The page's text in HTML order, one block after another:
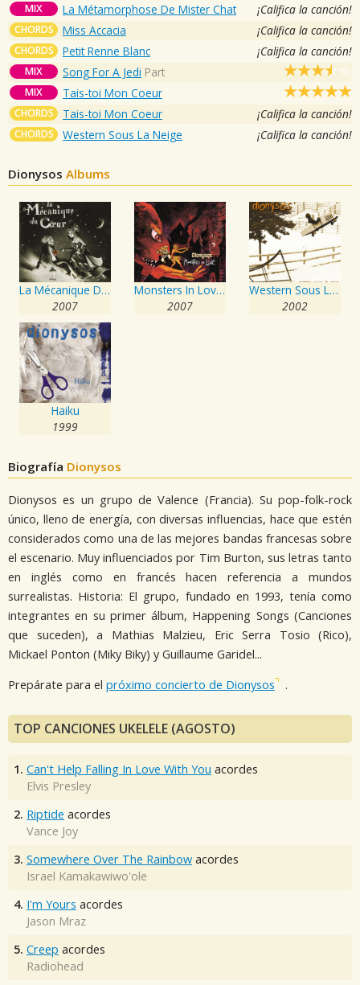
MIX La Métamorphose De Mister Chat ¡Califica la canción!
CHORDS Miss Accacia ¡Califica la canción!
CHORDS Petit Renne Blanc ¡Califica la canción!
MIX Song For A Jedi Part
MIX Tais-toi Mon Coeur
CHORDS Tais-toi Mon Coeur ¡Califica la canción!
CHORDS Western Sous La Neige ¡Califica la canción!
Dionysos Albums
La Mécanique Du Coeur
2007
Monsters In Love + Olympia
2007
Western Sous La Neige
2002
Haiku
1999
Biografía Dionysos
Dionysos es un grupo de Valence (Francia). Su pop-folk-rock
único, lleno de energía, con diversas influencias, hace que estén
considerados como una de las mejores bandas francesas sobre
el escenario. Muy influenciados por Tim Burton, sus letras tanto
en inglés como en francés hacen referencia a mundos
surrealistas. Historia: El grupo, fundado en 1993, tenía como
integrantes en su primer álbum, Happening Songs (Canciones
que suceden), a Mathias Malzieu, Eric Serra Tosio (Rico),
Mickael Ponton (Miky Biky) y Guillaume Garidel...
Prepárate para el próximo concierto de Dionysos .
TOP CANCIONES UKELELE (AGOSTO)
1. Can't Help Falling In Love With You acordes
Elvis Presley
2. Riptide acordes
Vance Joy
3. Somewhere Over The Rainbow acordes
Israel Kamakawiwo'ole
4. I'm Yours acordes
Jason Mraz
5. Creep acordes
Radiohead